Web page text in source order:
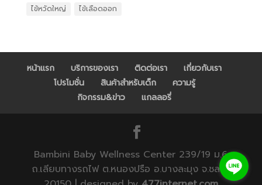
ไข้หวัดใหญ่
ไข้เลือดออก
หน้าแรก บริการของเรา ติดต่อเรา
เกี่ยวกับเรา
โปรโมชั่น
สินค้าสำหรับเด็ก
ความรู้
กิจกรรม&ข่าว
แกลลอรี่
Bambini Baby Wellness Center 239/19 ม.6
ถ.เลียบทางรถไฟ ต.หนองปรือ อ.บางละมุง จ.ชลบุรี